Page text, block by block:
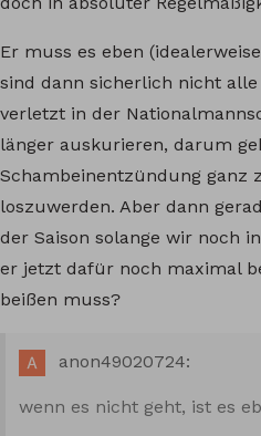
Er muss es eben
sind dann sicherlich nicht
verletzt in der
länger auskurieren, darum
Schambeinentzündung ganz
loszuwerden. Aber dann
der Saison solange wir noch
er jetzt dafür noch maximal
beißen muss?
anon49020724:
wenn es nicht geht, ist es